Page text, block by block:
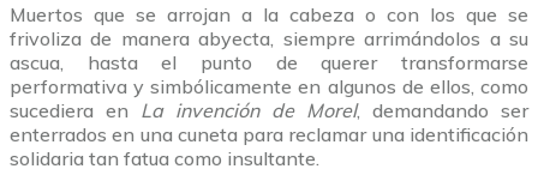
Muertos que se arrojan a la cabeza o con los que se
frivoliza de manera abyecta, siempre arrimándolos a su
ascua, hasta el punto de querer transformarse
performativa y simbólicamente en algunos de ellos, como
sucediera en La invención de Morel, demandando ser
enterrados en una cuneta para reclamar una identificación
solidaria tan fatua como insultante.